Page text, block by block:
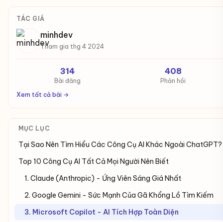
TÁC GIẢ
minhdev
Tham gia thg 4 2024
314
Bài đăng
408
Phản hồi
Xem tất cả bài →
MỤC LỤC
Tại Sao Nên Tìm Hiểu Các Công Cụ AI Khác Ngoài ChatGPT?
Top 10 Công Cụ AI Tất Cả Mọi Người Nên Biết
1. Claude (Anthropic) - Ứng Viên Sáng Giá Nhất
2. Google Gemini - Sức Mạnh Của Gã Khổng Lồ Tìm Kiếm
3. Microsoft Copilot - AI Tích Hợp Toàn Diện